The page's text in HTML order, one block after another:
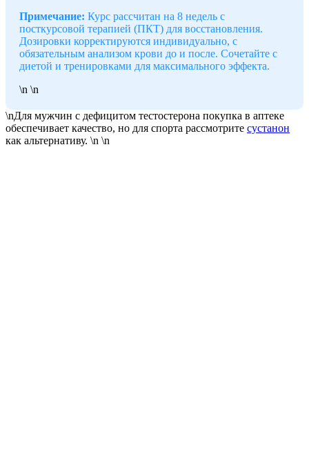
Примечание: Курс рассчитан на 8 недель с
посткурсовой терапией (ПКТ) для восстановления.
Дозировки корректируются индивидуально, с
обязательным анализом крови до и после. Сочетайте с
диетой и тренировками для максимального эффекта.
\n \n
\nДля мужчин с дефицитом тестостерона покупка в аптеке
обеспечивает качество, но для спорта рассмотрите сустанон
как альтернативу. \n \n